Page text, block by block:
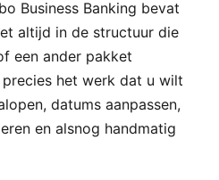
Business Banking bevat
altijd in de structuur die
een ander pakket
het werk dat u wilt
datums aanpassen,
en alsnog handmatig